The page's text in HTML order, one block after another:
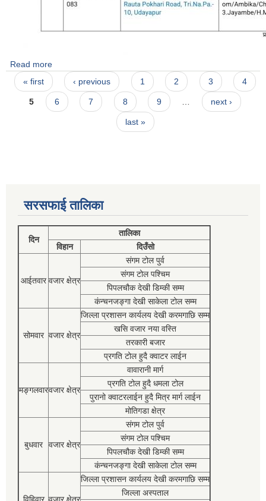
Read more
सम्बन्धि सूचना ।
Pages
« first ‹ previous 1 2 3 4
5 6 7 8 9 … next ›
last »
सरसफाई तालिका
दिन
तालिका
विहान
दिउँसो
आईतवार वजार क्षेत्र
संगम टोल पुर्व
संगम टोल पश्चिम
पिपलचौक देखी डिम्की सम्म
कंन्चनजङ्गा देखी साकेला टोल सम्म
सोमवार वजार क्षेत्र
जिल्ला प्रशासन कार्यलय देखी करमगाछि सम्म
खसि वजार नया वस्ति
तरकारी बजार
प्रगति टोल हुदै क्वाटर लाईन
मङ्गलवारवजार क्षेत्र
वावारानी मार्ग
प्रगति टोल हुदै धमला टोल
पुरानो क्वाटरलाईन हुदै मित्र मार्ग लाईन
मोतिगडा क्षेत्र
बुधवार वजार क्षेत्र
संगम टोल पुर्व
संगम टोल पश्चिम
पिपलचौक देखी डिम्की सम्म
कंन्चनजङ्गा देखी साकेला टोल सम्म
विहिवार वजार क्षेत्र
जिल्ला प्रशासन कार्यलय देखी करमगाछि सम्म
जिल्ला अस्पताल